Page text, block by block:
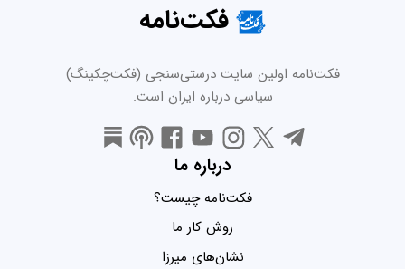
فکت‌نامه
فکت‌نامه اولین سایت درستی‌سنجی (فکت‌چکینگ)
سیاسی درباره ایران است.
درباره ما
فکت‌نامه چیست؟
روش کار ما
نشان‌های میرزا